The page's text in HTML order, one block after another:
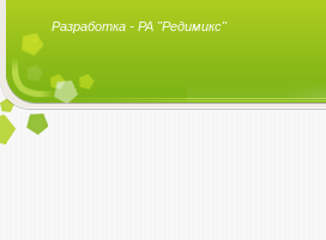
Разработка - РА "Редимикс"